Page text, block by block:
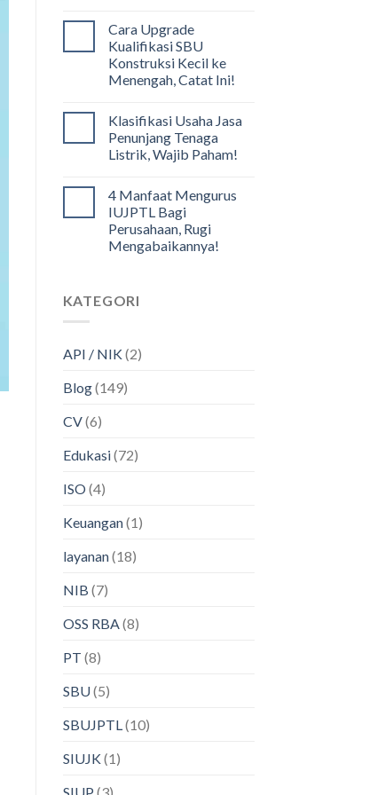
Cara Upgrade
Kualifikasi SBU
Konstruksi Kecil ke
Menengah, Catat Ini!
Klasifikasi Usaha Jasa
Penunjang Tenaga
Listrik, Wajib Paham!
4 Manfaat Mengurus
IUJPTL Bagi
Perusahaan, Rugi
Mengabaikannya!
KATEGORI
API / NIK(2)
Blog(149)
CV(6)
Edukasi(72)
ISO(4)
Keuangan(1)
layanan(18)
NIB (7)
OSS RBA(8)
PT (8)
SBU(5)
SBUJPTL(10)
SIUJK(1)